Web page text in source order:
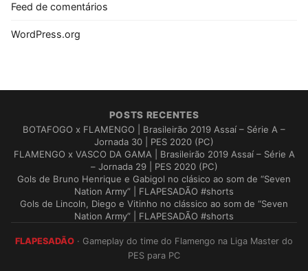
Feed de comentários
WordPress.org
POSTS RECENTES
BOTAFOGO x FLAMENGO | Brasileirão 2019 Assaí – Série A –
Jornada 30 | PES 2020 (PC)
FLAMENGO x VASCO DA GAMA | Brasileirão 2019 Assaí – Série A
– Jornada 29 | PES 2020 (PC)
Gols de Bruno Henrique e Gabigol no clásico ao som de “Seven
Nation Army” | FLAPESADÃO #shorts
Gols de Lincoln, Diego e Vitinho no clássico ao som de “Seven
Nation Army” | FLAPESADÃO #shorts
FLAPESADÃO · Gameplay do time do Flamengo na Liga Master do
PES para PC